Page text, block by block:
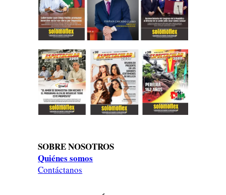
SOBRE NOSOTROS
Quiénes somos
Contáctanos